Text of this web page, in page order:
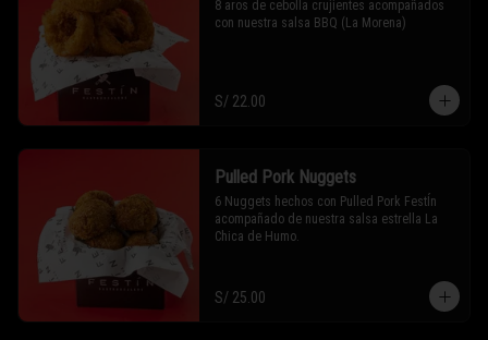
8 aros de cebolla crujientes acompañados
con nuestra salsa BBQ (La Morena)
S/ 22.00
Pulled Pork Nuggets
6 Nuggets hechos con Pulled Pork FestÍn
acompañado de nuestra salsa estrella La
Chica de Humo.
S/ 25.00